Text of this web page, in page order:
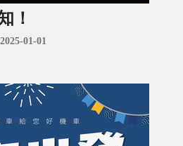
！
01-01